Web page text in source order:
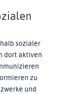
sozialer
dort aktiven
zu
und